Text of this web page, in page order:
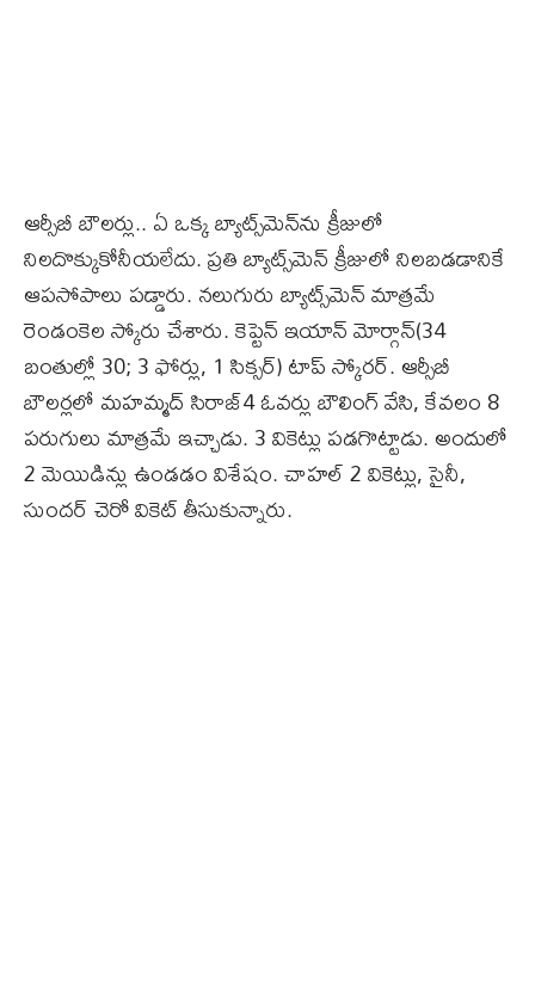
ఆర్సీబీ బౌలర్లు.. ఏ ఒక్క బ్యాట్స్‌మెన్‌ను క్రీజులో
నిలదొక్కుకోనీయలేదు. ప్రతి బ్యాట్స్‌మెన్‌ క్రీజులో నిలబడడానికే
ఆపసోపాలు పడ్డారు. నలుగురు బ్యాట్స్‌మెన్‌ మాత్రమే
రెండంకెల స్కోరు చేశారు. కెప్టెన్‌ ఇయాన్‌ మోర్గాన్‌(34
బంతుల్లో 30; 3 ఫోర్లు, 1 సిక్సర్‌) టాప్‌ స్కోరర్‌. ఆర్సీబీ
బౌలర్లలో మహమ్మద్‌ సిరాజ్‌4 ఓవర్లు బౌలింగ్‌ వేసి, కేవలం 8
పరుగులు మాత్రమే ఇచ్చాడు. 3 వికెట్లు పడగొట్టాడు. అందులో
2 మెయిడిన్లు ఉండడం విశేషం. చాహల్‌ 2 వికెట్లు, సైనీ,
సుందర్‌ చెరో వికెట్ తీసుకున్నారు.